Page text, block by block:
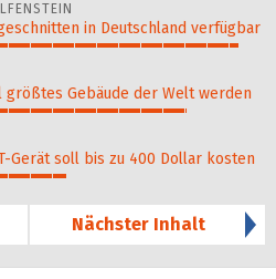
in Deutschland verfügbar
größ­tes Gebäude der Welt werden
Gerät soll bis zu 400 Dollar kosten
Nächster Inhalt